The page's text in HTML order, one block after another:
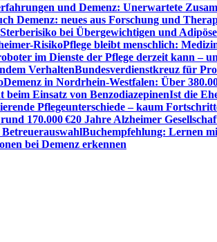
und Demenz: Unerwartete
Demenz: neues aus Forschung und
bei Übergewichtigen und
RisikoPflege bleibt menschlich:
im Dienste der Pflege derzeit kann –
VerhaltenBundesverdienstkreuz für
Demenz in Nordrhein-Westfalen: Über
Einsatz von BenzodiazepinenIst die
Pflegeunterschiede – kaum
170.000 €20 Jahre Alzheimer
Buchempfehlung: Lernen
bei Demenz erkennen